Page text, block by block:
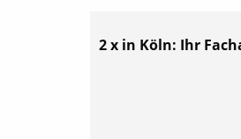
2 x in Köln: Ihr